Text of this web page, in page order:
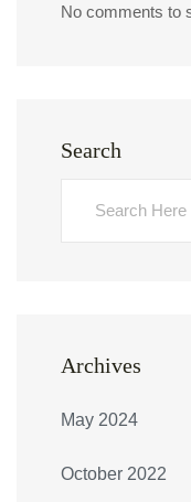
No comments to
Search
Archives
May 2024
October 2022